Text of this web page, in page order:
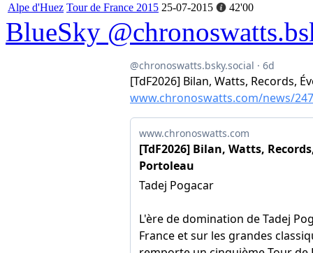
Alpe d'Huez Tour de France 2015 25-07-2015 42'00
BlueSky